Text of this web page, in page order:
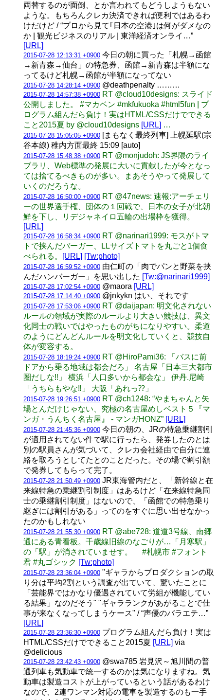
両替するのが面倒、とか言われてもどうしようもない
ような。もちろんクレカ決済できれば便利ではあるわ
けだけど / “プロから見て｢日本の空港｣は何がダメなの
か | 観光ビジネスのリアル | 東洋経済オンライ…”
[URL]
2015-07-28 12:13:31 +0900 今日の朝に買った「札幌→函館
→新青森→仙台」の特急券、函館→新青森は半額にな
ってるけど札幌→函館が半額になってない
2015-07-28 14:28:14 +0900 @deathpenalty ………
2015-07-28 14:57:38 +0900 RT @cloud10designs: スライド
公開しました。 #マカベン #mkfukuoka #html5fun | プ
ログラム組んだら負け！実はHTML/CSSだけでできる
こと2015夏 by @cloud10designs [URL] …
2015-07-28 15:05:05 +0900 [まもなく最終列車] 上幌延駅(宗
谷本線) 稚内方面最終 15:09 [auto]
2015-07-28 15:48:38 +0900 RT @monjudoh: JS界隈のライ
ブラリ、Web標準の発展に大いに貢献したが今となっ
ては捨てるべきものが多い。まあそうやって発展して
いくのだろうな。
2015-07-28 16:50:00 +0900 RT @47news: 速報:アーチェリ
ーの世界選手権、団体の１回戦で、日本の女子が北朝
鮮を下し、リデジャネイロ五輪の出場枠を獲得。
[URL]
2015-07-28 16:58:34 +0900 RT @narinari1999: モスがトマ
トで挟んだバーガー、LLサイズトマトを丸ごと1個食
べられる。
[URL] [Tw:photo]
2015-07-28 16:59:52 +0900 由仁町の「肉でパンと野菜を挟
んだハンバーガー」を思い出した [Tw:@narinari1999]
2015-07-28 17:02:54 +0900 @maora [URL]
2015-07-28 17:14:40 +0900 @jnkykn はい、それです
2015-07-28 17:53:06 +0900 RT @daijapan: 明文化されない
ルールの領域が実際のルールより大きい競技は、異文
化同士の戦いではやったものがちになりやすい。柔道
のようにどんどんルールを明文化していくと、競技自
体が変容する。
2015-07-28 18:19:24 +0900 RT @HiroPami36: 「バスに前
ドアから乗る地域は都会だろ」 名古屋「日本三大都市
圏だしな‼︎」 横浜「人口多いから都会な」 伊丹.尼崎
「うちらもやな‼︎」 大阪「あれっ⁇」
2015-07-28 19:26:51 +0900 RT @ch1248: “やまちゃんと矢
場とんだけじゃない、究極の名古屋めしベスト５『マ
ンガ・うんちく名古屋』 - マンガHONZ” [URL]
2015-07-28 21:45:36 +0900 今日の朝の、JRの特急乗継割引
が適用されてない件で駅に行ったら、発券したのとは
別の駅員さんが気づいて、クレカ会社経由で自分に連
絡を取ろうとしてたとのことだった。その場で割引額
で発券してもらって完了。
2015-07-28 21:50:49 +0900 JR東海管内だと、「新幹線と在
来線特急の乗継割引制度」はあるけど「在来線特急同
士の乗継割引制度」はないので、「函館での特急乗り
継ぎには割引がある」ってのをすぐに思い出せなかっ
たのかもしれない
2015-07-28 21:55:30 +0900 RT @abe728: 道道3号線、南郷
通にある青看板。千歳線旧線のなごりが…「月寒駅」
の「駅」が消されていませす。 #札幌市 #フォント
君 #丸ゴシック [Tw:photo]
2015-07-28 23:36:04 +0900 "ギャラからプロダクションの取
り分は平均2割という調査が出ていて、驚いたことに
「芸能界ではかなり優遇されていて労組が機能してい
る結果」なのだそう" "ギャラランクがあがることで仕
事が来なくなってしまうケース" / “声優のバラエテ…”
[URL]
2015-07-28 23:36:30 +0900 プログラム組んだら負け！実は
HTML/CSSだけでできること2015夏 [URL] via
@delicious
2015-07-28 23:42:43 +0900 @swa785 岩見沢～旭川間の普
通列車も気動車で統一するのかは気になりますね。気
動車は製造コストが上がっているという話があるわけ
なので、2連ワンマン対応の電車を製造するのも一手